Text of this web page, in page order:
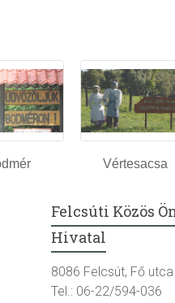
Vértesacsa
Felcsúti Közös
Hivatal
8086 Felcsút, Fő
Tel.: 06-22/594-036